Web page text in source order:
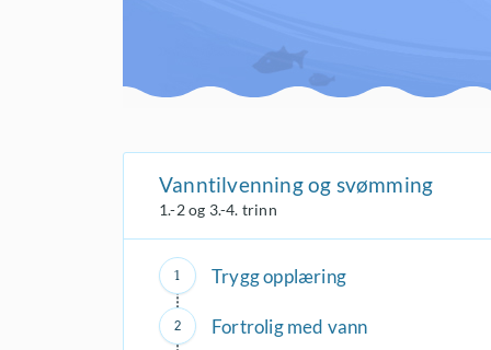
Vanntilvenning og svømming
1.-2 og 3.-4. trinn
Trygg opplæring
Fortrolig med vann